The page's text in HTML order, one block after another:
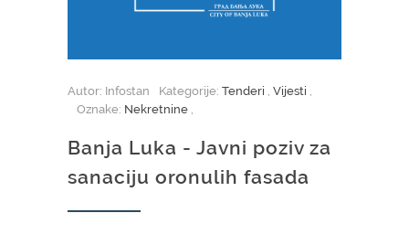
Autor: Infostan Kategorije: Tenderi Vijesti
Oznake: Nekretnine
Banja Luka - Javni poziv za
sanaciju oronulih fasada